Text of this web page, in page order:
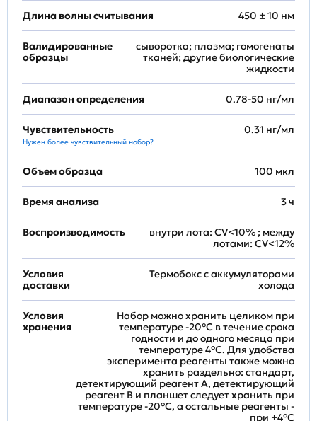
Длина волны считывания 450 ± 10 нм
Валидированные
образцы
сыворотка; плазма; гомогенаты
тканей; другие биологические
жидкости
Диапазон определения 0.78-50 нг/мл
Чувствительность
Нужен более чувствительный набор?
0.31 нг/мл
Объем образца 100 мкл
Время анализа 3 ч
Воспроизводимость
внутри лота: CV<10% ; между
лотами: CV<12%
Условия
доставки
Термобокс с аккумуляторами
холода
Условия
хранения
Набор можно хранить целиком при
температуре -20°C в течение срока
годности и до одного месяца при
температуре 4°C. Для удобства
эксперимента реагенты также можно
хранить раздельно: стандарт,
детектирующий реагент A, детектирующий
реагент B и планшет следует хранить при
температуре -20°C, а остальные реагенты -
при +4°С